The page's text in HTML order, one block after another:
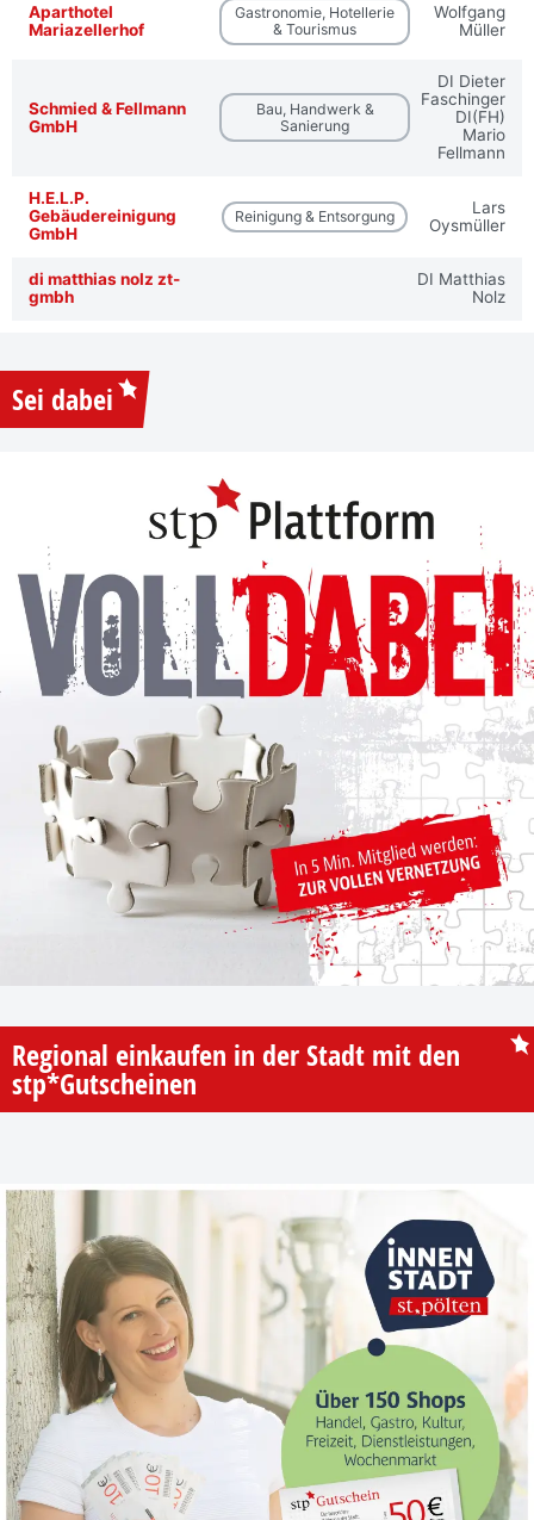
Aparthotel
Mariazellerhof
Gastronomie, Hotellerie
& Tourismus
Wolfgang
Müller
Schmied & Fellmann
GmbH
Bau, Handwerk &
Sanierung
DI Dieter
Faschinger
DI(FH)
Mario
Fellmann
H.E.L.P.
Gebäudereinigung
GmbH
Reinigung & Entsorgung
Lars
Oysmüller
di matthias nolz zt-
gmbh
DI Matthias
Nolz
Sei dabei
Regional einkaufen in der Stadt mit den
stp*Gutscheinen